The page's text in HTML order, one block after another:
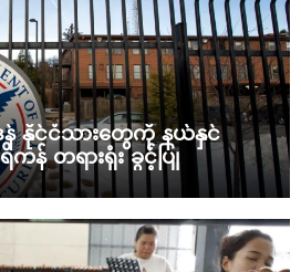
န် နိုင်ငံသားတွေကို နယ်နှင်
ကန် တရားရုံး ခွင့်ပြု